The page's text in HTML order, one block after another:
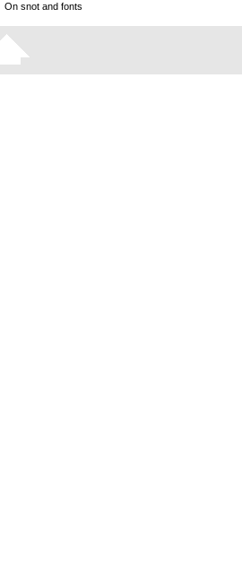
On snot and fonts